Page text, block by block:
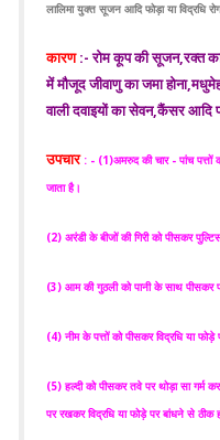
लालिमा युक्त सूजन आदि फोड़ा या विद्रधि
कारण:- रोम कूप की सूजन,रक्त का
में मौजूद जीवाणु का जमा
वाली दवाइयों का सेवन,कैंसर आदि
उपचार : - (1)अमरुद की चार - पांच पत्तों
जाता है।
(2) अरंडी के बीजों की गिरी को पीसकर
(3) आम की गुठली को पानी के साथ पीसकर
(4) नीम के पत्तों को पीसकर विद्रधि या
(5) हल्दी को पीसकर तवे पर थोड़ा सा गर्म
पर रखकर विद्रधि या फोड़े पर बांधने से ठीक